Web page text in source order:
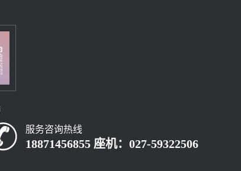
服务咨询热线
18871456855 座机：027-59322506